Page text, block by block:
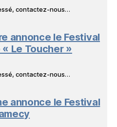
contactez-nous…
annonce le Festival
Le Toucher »
contactez-nous…
annonce le Festival